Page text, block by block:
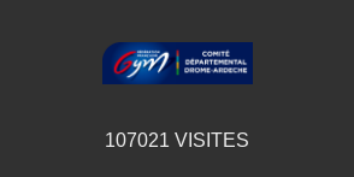
107021 VISITES